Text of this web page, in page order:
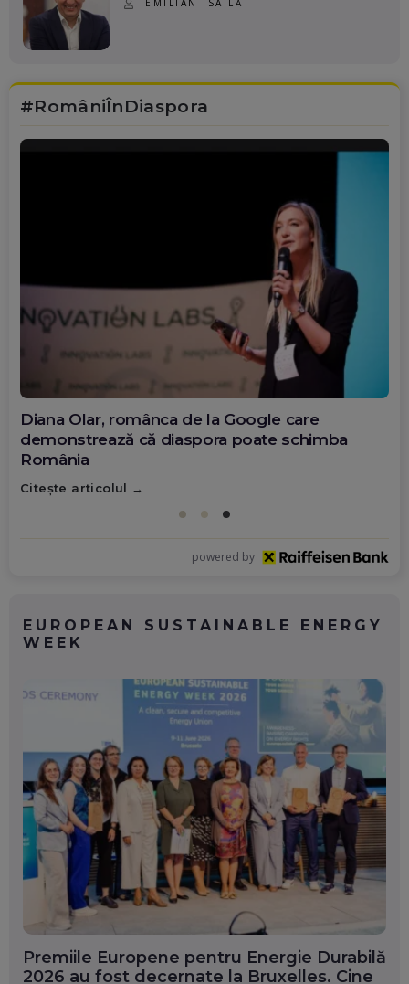
EMILIAN ISAILĂ
#RomâniÎnDiaspora
Diana Olar, românca de la Google care
demonstrează că diaspora poate schimba
România
Citește articolul
powered by
EUROPEAN SUSTAINABLE ENERGY
WEEK
Premiile Europene pentru Energie Durabilă
2026 au fost decernate la Bruxelles. Cine